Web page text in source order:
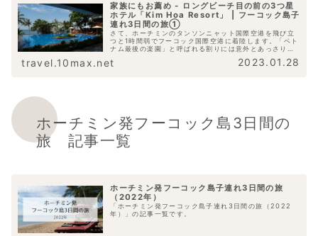
家族にもお薦め - ロングビーチ目の前の3つ星
ホテル「Kim Hoa Resort」 | フーコック島子
連れ3日間の旅①
さて、ホーチミンのタンソンニャット国際空港を飛び立
つと1時間弱でフーコック国際空港に着陸します。「ベト
ナム最後の楽園」と呼ばれる割りには意外とあっさり行
けます。空港でGrabを呼び、15分くらい走ったところ
に今回の投宿先である3つ星ホテル「...
travel.10max.net 2023.01.28
ホーチミン発フーコック島3日間の
旅 記事一覧
ホーチミン発フーコック島子連れ3日間の旅
（2022年）
「ホーチミン発フーコック島子連れ3日間の旅（2022
年）」の記事一覧です。